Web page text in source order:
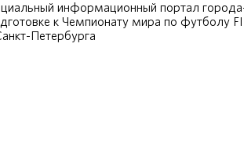
информационный портал
к Чемпионату мира по футболу
Петербурга